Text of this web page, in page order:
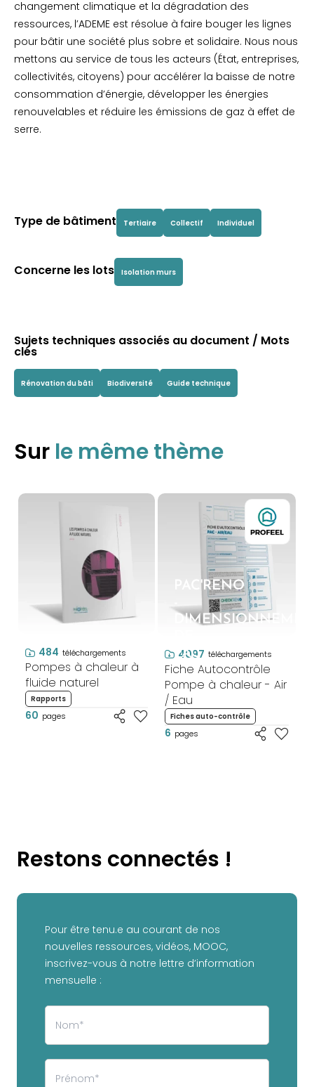
changement climatique et la dégradation des
ressources, l’ADEME est résolue à faire bouger les lignes
pour bâtir une société plus sobre et solidaire. Nous nous
mettons au service de tous les acteurs (État, entreprises,
collectivités, citoyens) pour accélérer la baisse de notre
consommation d’énergie, développer les énergies
renouvelables et réduire les émissions de gaz à effet de
serre.
Type de bâtiment Tertiaire Collectif Individuel
Concerne les lots Isolation murs
Sujets techniques associés au document / Mots
clés
Rénovation du bâti Biodiversité Guide technique
Sur le même thème
484 téléchargements
Pompes à chaleur à
fluide naturel
Rapports
60 pages
PAC'RENO
-
PAC
4097 téléchargements
Fiche Autocontrôle
Pompe à chaleur - Air
/ Eau
Fiches auto-contrôle
6 pages
Restons connectés !
Pour être tenu.e au courant de nos
nouvelles ressources, vidéos, MOOC,
inscrivez-vous à notre lettre d’information
mensuelle :